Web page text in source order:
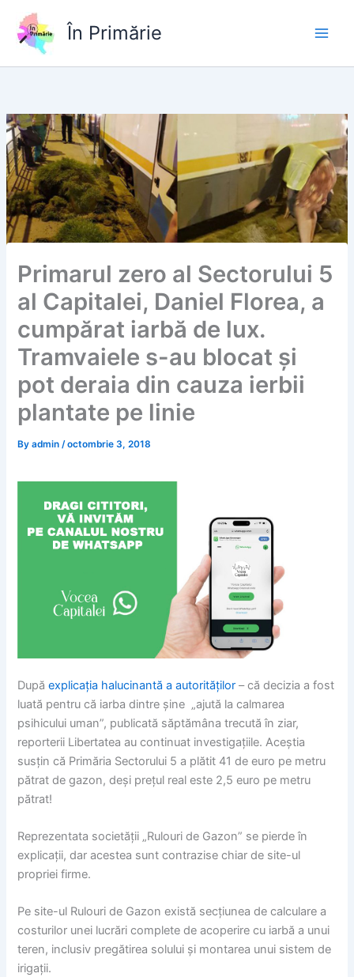
content
În Primărie
Primarul zero al Sectorului 5
al Capitalei, Daniel Florea, a
cumpărat iarbă de lux.
Tramvaiele s-au blocat și
pot deraia din cauza ierbii
plantate pe linie
Byadmin /octombrie 3, 2018
Dupăexplicația halucinantă a autorităților – că decizia a fost
luată pentru că iarba dintre șine „ajută la calmarea
psihicului uman”, publicată săptămâna trecută în ziar,
reporterii Libertatea au continuat investigațiile. Aceștia
susțin că Primăria Sectorului 5 a plătit 41 de euro pe metru
pătrat de gazon, deși prețul real este 2,5 euro pe metru
pătrat!
Reprezentata societății „Rulouri de Gazon” se pierde în
explicații, dar acestea sunt contrazise chiar de site-ul
propriei firme.
Pe site-ul Rulouri de Gazon există secţiunea de calculare a
costurilor unei lucrări complete de acoperire cu iarbă a unui
teren, inclusiv pregătirea solului şi montarea unui sistem de
irigaţii.